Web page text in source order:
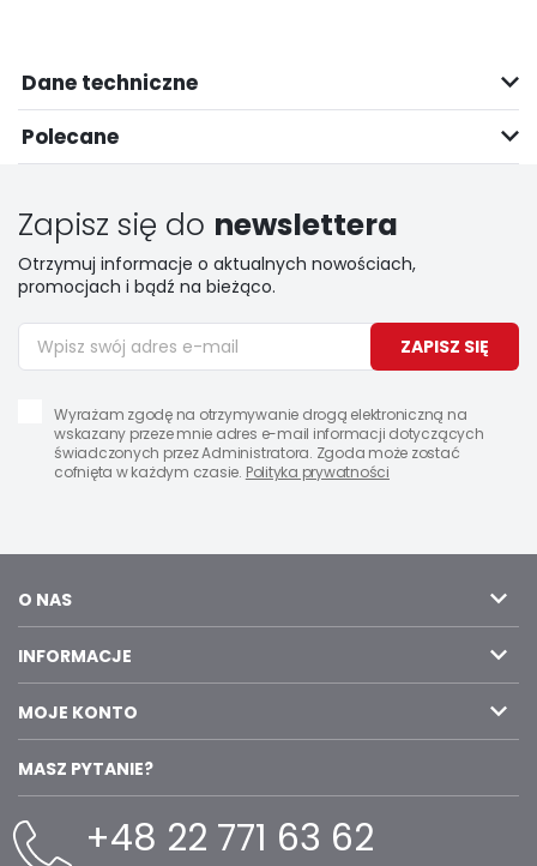
Dane techniczne
Polecane
Zapisz się do newslettera
Otrzymuj informacje o aktualnych nowościach,
promocjach i bądź na bieżąco.
ZAPISZ SIĘ
Wyrażam zgodę na otrzymywanie drogą elektroniczną na
wskazany przeze mnie adres e-mail informacji dotyczących
świadczonych przez Administratora. Zgoda może zostać
cofnięta w każdym czasie. Polityka prywatności
O NAS
INFORMACJE
MOJE KONTO
MASZ PYTANIE?
+48 22 771 63 62